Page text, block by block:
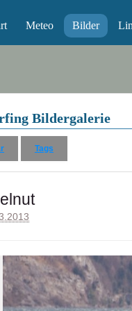
Meteo Bilder
Bildergalerie
Tags